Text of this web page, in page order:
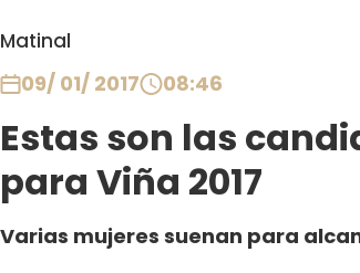
Matinal
09/ 01/ 2017 08:46
Estas son las
para Viña 2017
Varias mujeres suenan para